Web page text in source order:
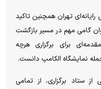
تهران همچنین تاکید
گامی مهم در مسیر بازگشت
برای برگزاری هرچه
نمایشگاه الکامپ دانست.
از ستاد برگزاری، از تمامی